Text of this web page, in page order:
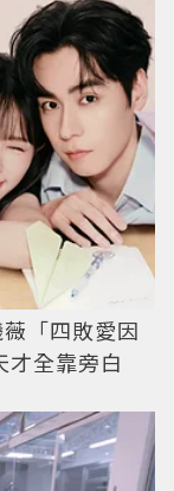
「四敗愛因
才全靠旁白